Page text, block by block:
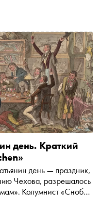
день. Краткий
день — праздник,
Чехова, разрешалось
Колумнист «Сноба»